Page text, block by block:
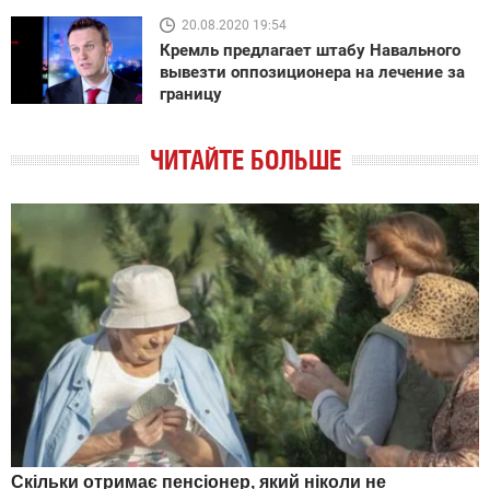
20.08.2020 19:54
Кремль предлагает штабу Навального
вывезти оппозиционера на лечение за
границу
ЧИТАЙТЕ БОЛЬШЕ